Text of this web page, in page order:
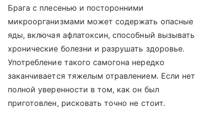
Брага с плесенью и посторонними
микроорганизмами может содержать опасные
яды, включая афлатоксин, способный вызывать
хронические болезни и разрушать здоровье.
Употребление такого самогона нередко
заканчивается тяжелым отравлением. Если нет
полной уверенности в том, как он был
приготовлен, рисковать точно не стоит.